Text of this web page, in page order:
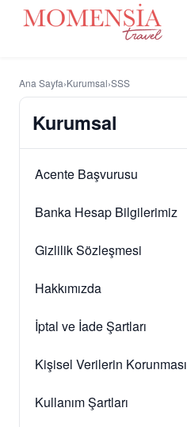
Ana Sayfa›Kurumsal›SSS
Kurumsal
Acente Başvurusu
Banka Hesap Bilgilerimiz
Gizlilik Sözleşmesi
Hakkımızda
İptal ve İade Şartları
Kişisel Verilerin Korunması
Kullanım Şartları